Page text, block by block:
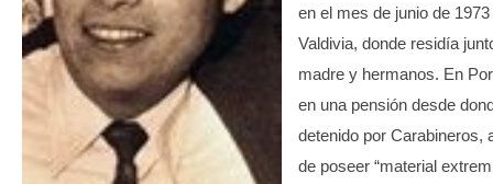
en el mes de junio de
Valdivia, donde residía
madre y hermanos. En
en una pensión desde
detenido por Carabineros,
de poseer “material